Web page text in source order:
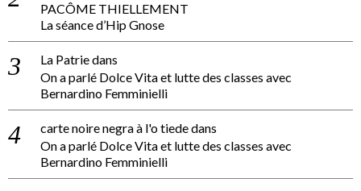
PACÔME THIELLEMENT
La séance d’Hip Gnose
La Patriedans
On a parlé Dolce Vita et lutte des classes avec
Bernardino Femminielli
carte noire negra à l'o tiededans
On a parlé Dolce Vita et lutte des classes avec
Bernardino Femminielli